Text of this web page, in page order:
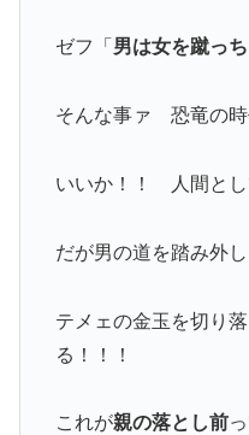
ゼフ「 男は女を蹴っ
そんな事ァ 恐竜の時
いいか！！ 人間とし
だが男の道を踏み外し
テメェの金玉を切り
る！！！
これが親の落とし前